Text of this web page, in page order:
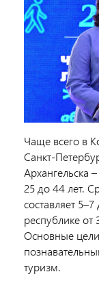
Чаще всего в
Санкт-
Архангельска
25 до 44 лет.
составляет
республике от
Основные цели
туризм.